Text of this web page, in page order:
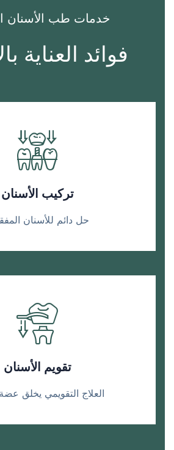
خدمات طب الأسنان
فوائد العناية
تركيب الأسنان
حل دائم للأسنان
تقويم الأسنان
العلاج التقويمي يخلق